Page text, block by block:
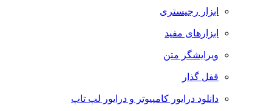
ابزار رجیستری
ابزارهای مفید
ویرایشگر متن
قفل گذار
دانلود درایور کامپیوتر و درایور لپ تاپ